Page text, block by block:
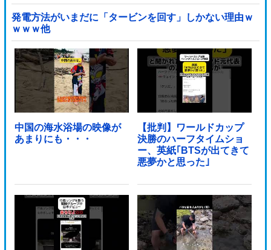
発電方法がいまだに「タービンを回す」しかない理由ｗ
ｗｗｗ他
中国の海水浴場の映像が
あまりにも・・・
【批判】ワールドカップ
決勝のハーフタイムショ
ー、英紙｢BTSが出てきて
悪夢かと思った｣